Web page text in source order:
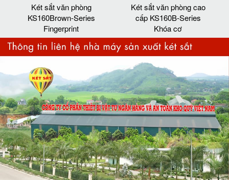
Két sắt văn phòng
KS160Brown-Series
Fingerprint
Két sắt văn phòng cao
cấp KS160B-Series
Khóa cơ